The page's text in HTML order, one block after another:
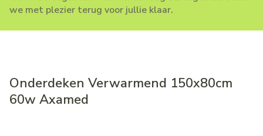
we met plezier terug voor jullie klaar.
Onderdeken Verwarmend 150x80cm
60w Axamed